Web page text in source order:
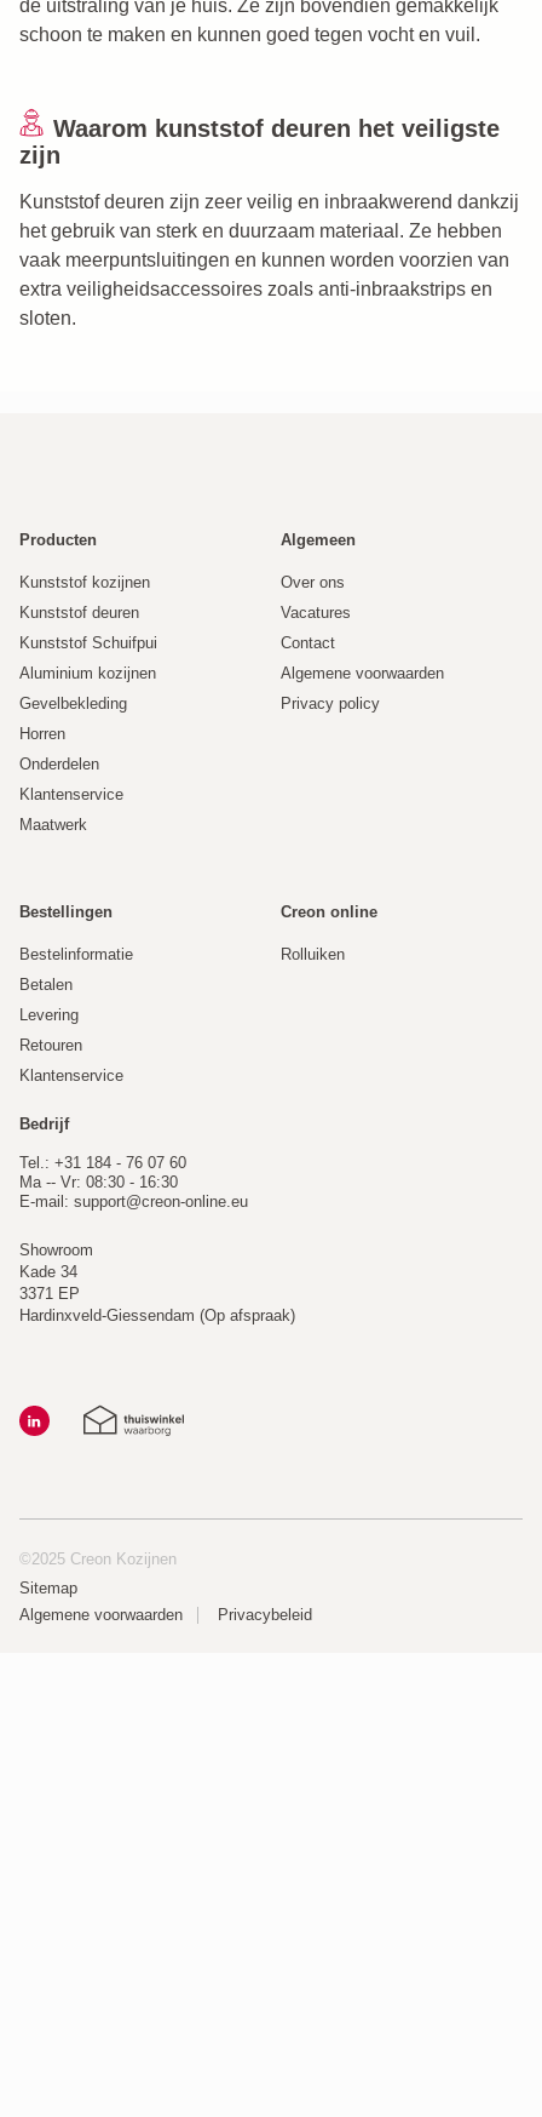
de uitstraling van je huis. Ze zijn bovendien gemakkelijk
schoon te maken en kunnen goed tegen vocht en vuil.
Waarom kunststof deuren het veiligste
zijn
Kunststof deuren zijn zeer veilig en inbraakwerend dankzij
het gebruik van sterk en duurzaam materiaal. Ze hebben
vaak meerpuntsluitingen en kunnen worden voorzien van
extra veiligheidsaccessoires zoals anti-inbraakstrips en
sloten.
Producten
Kunststof kozijnen
Kunststof deuren
Kunststof Schuifpui
Aluminium kozijnen
Gevelbekleding
Horren
Onderdelen
Klantenservice
Maatwerk
Algemeen
Over ons
Vacatures
Contact
Algemene voorwaarden
Privacy policy
Bestellingen
Bestelinformatie
Betalen
Levering
Retouren
Klantenservice
Creon online
Rolluiken
Bedrijf
Tel.: +31 184 - 76 07 60
Ma -- Vr: 08:30 - 16:30
E-mail: support@creon-online.eu
Showroom
Kade 34
3371 EP
Hardinxveld-Giessendam (Op afspraak)
©2025 Creon Kozijnen
Sitemap
Algemene voorwaarden
Privacybeleid